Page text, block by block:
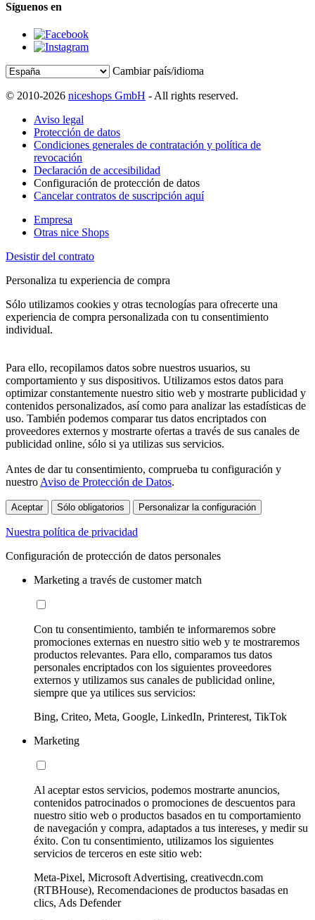
Síguenos en
Cambiar país/idioma
© 2010-2026 niceshops GmbH - All rights reserved.
Aviso legal
Protección de datos
Condiciones generales de contratación y política de
revocación
Declaración de accesibilidad
Configuración de protección de datos
Cancelar contratos de suscripción aquí
Empresa
Otras nice Shops
Desistir del contrato
Personaliza tu experiencia de compra
Sólo utilizamos cookies y otras tecnologías para ofrecerte una
experiencia de compra personalizada con tu consentimiento
individual.
Para ello, recopilamos datos sobre nuestros usuarios, su
comportamiento y sus dispositivos. Utilizamos estos datos para
optimizar constantemente nuestro sitio web y mostrarte publicidad y
contenidos personalizados, así como para analizar las estadísticas de
uso. También podemos comparar tus datos encriptados con
proveedores externos y mostrarte ofertas a través de sus canales de
publicidad online, sólo si ya utilizas sus servicios.
Antes de dar tu consentimiento, comprueba tu configuración y
nuestroAviso de Protección de Datos.
Aceptar Sólo obligatorios Personalizar la configuración
Nuestra política de privacidad
Configuración de protección de datos personales
Marketing a través de customer match
Con tu consentimiento, también te informaremos sobre
promociones externas en nuestro sitio web y te mostraremos
productos relevantes. Para ello, comparamos tus datos
personales encriptados con los siguientes proveedores
externos y utilizamos sus canales de publicidad online,
siempre que ya utilices sus servicios:
Bing, Criteo, Meta, Google, LinkedIn, Printerest, TikTok
Marketing
Al aceptar estos servicios, podemos mostrarte anuncios,
contenidos patrocinados o promociones de descuentos para
nuestro sitio web o productos basados en tu comportamiento
de navegación y compra, adaptados a tus intereses, y medir su
éxito. Con tu consentimiento, utilizamos los siguientes
servicios de terceros en este sitio web:
Meta-Pixel, Microsoft Advertising, creativecdn.com
(RTBHouse), Recomendaciones de productos basadas en
clics, Ads Defender